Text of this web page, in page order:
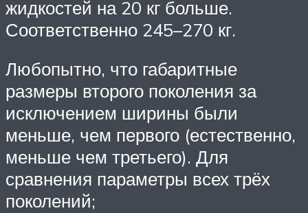
жидкостей на 20 кг больше.
Соответственно 245–270 кг.
Любопытно, что габаритные
размеры второго поколения за
исключением ширины были
меньше, чем первого (естественно,
меньше чем третьего). Для
сравнения параметры всех трёх
поколений;